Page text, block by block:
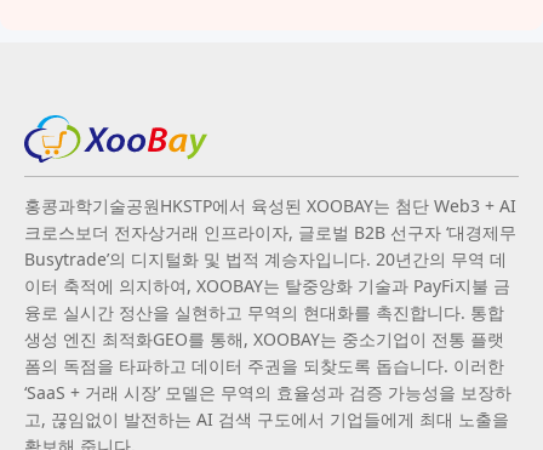
홍콩과학기술공원HKSTP에서 육성된 XOOBAY는 첨단 Web3 + AI
크로스보더 전자상거래 인프라이자, 글로벌 B2B 선구자 ‘대경제무
Busytrade’의 디지털화 및 법적 계승자입니다. 20년간의 무역 데
이터 축적에 의지하여, XOOBAY는 탈중앙화 기술과 PayFi지불 금
융로 실시간 정산을 실현하고 무역의 현대화를 촉진합니다. 통합
생성 엔진 최적화GEO를 통해, XOOBAY는 중소기업이 전통 플랫
폼의 독점을 타파하고 데이터 주권을 되찾도록 돕습니다. 이러한
‘SaaS + 거래 시장’ 모델은 무역의 효율성과 검증 가능성을 보장하
고, 끊임없이 발전하는 AI 검색 구도에서 기업들에게 최대 노출을